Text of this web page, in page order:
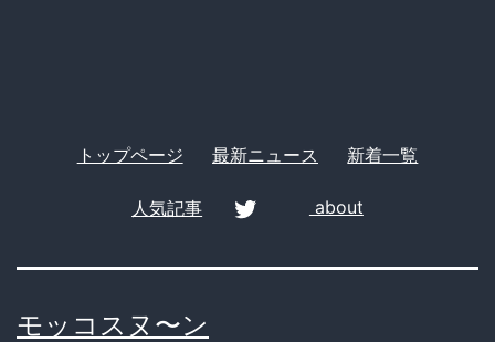
トップページ 最新ニュース 新着一覧
人気記事 about
モッコスヌ〜ン